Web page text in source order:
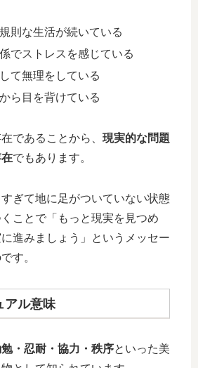
則な生活が続いている
でストレスを感じている
て無理をしている
ら目を背けている
であることから、 現実的な問題
でもあります。
ぎて地に足がついていない状態
ことで「もっと現実を見つめ
進みましょう」というメッセー
す。
アル意味
・忍耐・協力・秩序といった美